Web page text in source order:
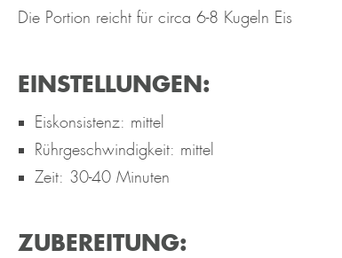
Die Portion reicht für circa 6-8 Kugeln Eis
EINSTELLUNGEN:
Eiskonsistenz: mittel
Rührgeschwindigkeit: mittel
Zeit: 30-40 Minuten
ZUBEREITUNG: